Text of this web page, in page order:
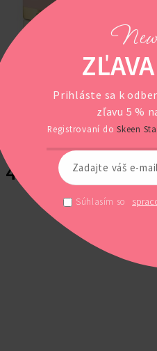
KOMPLEX PRE
ČISTÚ PLEŤ
YOUNG AGE GIRLS
49,00€S DPH
Prihláste sa k
zľavu 5 %
Registrovaní do Skeen
Súhlasím so